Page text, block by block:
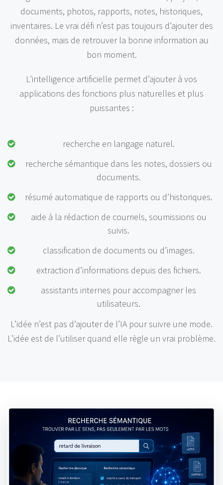
documents, photos, rapports, notes, historiques,
inventaires. Le vrai défi n’est pas toujours d’ajouter des
données, mais de retrouver la bonne information au
bon moment.
L’intelligence artificielle permet d’ajouter à vos
applications des fonctions plus naturelles et plus
puissantes :
recherche en langage naturel.
recherche sémantique dans les notes, dossiers ou
documents.
résumé automatique de rapports ou d’historiques.
aide à la rédaction de courriels, soumissions ou
suivis.
classification de documents ou d’images.
extraction d’informations depuis des fichiers.
assistants internes pour accompagner les
utilisateurs.
L’idée n’est pas d’ajouter de l’IA pour suivre une mode.
L’idée est de l’utiliser quand elle règle un vrai problème.